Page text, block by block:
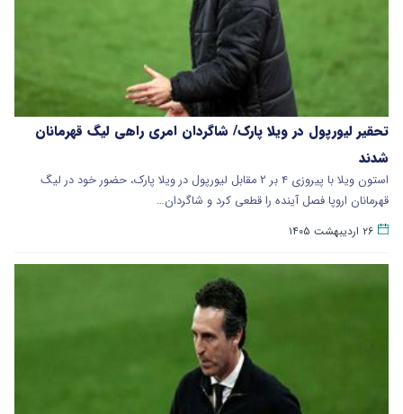
تحقیر لیورپول در ویلا پارک/ شاگردان امری راهی لیگ قهرمانان
شدند
استون ویلا با پیروزی ۴ بر ۲ مقابل لیورپول در ویلا پارک، حضور خود در لیگ
قهرمانان اروپا فصل آینده را قطعی کرد و شاگردان…
۲۶ اردیبهشت ۱۴۰۵